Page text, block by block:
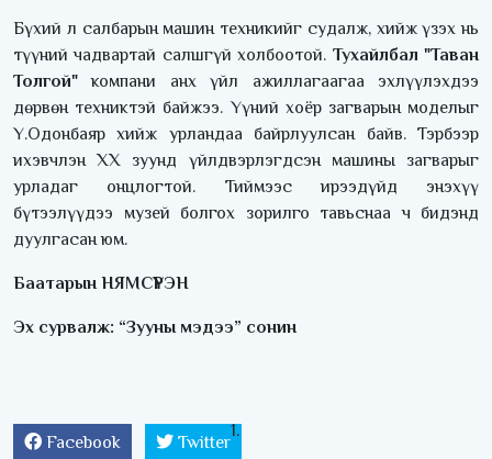
Бүхий л салбарын машин техникийг судалж, хийж үзэх нь
түүний чадвартай салшгүй холбоотой. Тухайлбал "Таван
Толгой" компани анх үйл ажиллагаагаа эхлүүлэхдээ
дөрвөн техниктэй байжээ. Үүний хоёр загварын моделыг
Ү.Одонбаяр хийж урландаа байрлуулсан байв. Тэрбээр
ихэвчлэн XX зуунд үйлдвэрлэгдсэн машины загварыг
урладаг онцлогтой. Тиймээс ирээдүйд энэхүү
бүтээлүүдээ музей болгох зорилго тавьснаа ч бидэнд
дуулгасан юм.
Баатарын НЯМСҮРЭН
Эх сурвалж: “Зууны мэдээ” сонин
Facebook Twitter